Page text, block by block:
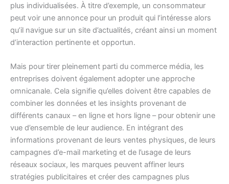
plus individualisées. À titre d’exemple, un consommateur
peut voir une annonce pour un produit qui l’intéresse alors
qu’il navigue sur un site d’actualités, créant ainsi un moment
d’interaction pertinente et opportun.
Mais pour tirer pleinement parti du commerce média, les
entreprises doivent également adopter une approche
omnicanale. Cela signifie qu’elles doivent être capables de
combiner les données et les insights provenant de
différents canaux – en ligne et hors ligne – pour obtenir une
vue d’ensemble de leur audience. En intégrant des
informations provenant de leurs ventes physiques, de leurs
campagnes d’e-mail marketing et de l’usage de leurs
réseaux sociaux, les marques peuvent affiner leurs
stratégies publicitaires et créer des campagnes plus